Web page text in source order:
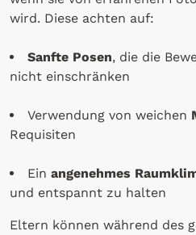
wird. Diese achten auf:
Sanfte Posen, die die
nicht einschränken
Verwendung von weichen
Requisiten
Ein angenehmes
und entspannt zu halten
Eltern können während des